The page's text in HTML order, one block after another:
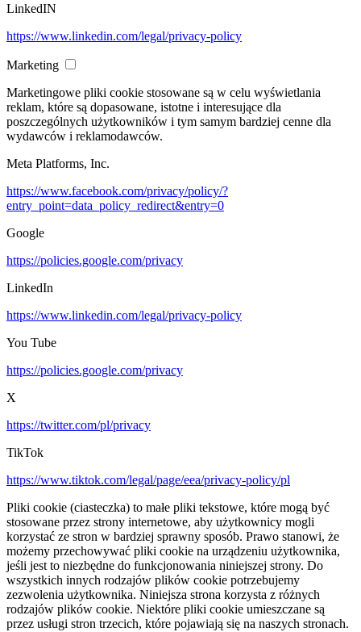
LinkedIN
https://www.linkedin.com/legal/privacy-policy
Marketing
Marketingowe pliki cookie stosowane są w celu wyświetlania
reklam, które są dopasowane, istotne i interesujące dla
poszczególnych użytkowników i tym samym bardziej cenne dla
wydawców i reklamodawców.
Meta Platforms, Inc.
https://www.facebook.com/privacy/policy/?
entry_point=data_policy_redirect&entry=0
Google
https://policies.google.com/privacy
LinkedIn
https://www.linkedin.com/legal/privacy-policy
You Tube
https://policies.google.com/privacy
X
https://twitter.com/pl/privacy
TikTok
https://www.tiktok.com/legal/page/eea/privacy-policy/pl
Pliki cookie (ciasteczka) to małe pliki tekstowe, które mogą być
stosowane przez strony internetowe, aby użytkownicy mogli
korzystać ze stron w bardziej sprawny sposób. Prawo stanowi, że
możemy przechowywać pliki cookie na urządzeniu użytkownika,
jeśli jest to niezbędne do funkcjonowania niniejszej strony. Do
wszystkich innych rodzajów plików cookie potrzebujemy
zezwolenia użytkownika. Niniejsza strona korzysta z różnych
rodzajów plików cookie. Niektóre pliki cookie umieszczane są
przez usługi stron trzecich, które pojawiają się na naszych stronach.